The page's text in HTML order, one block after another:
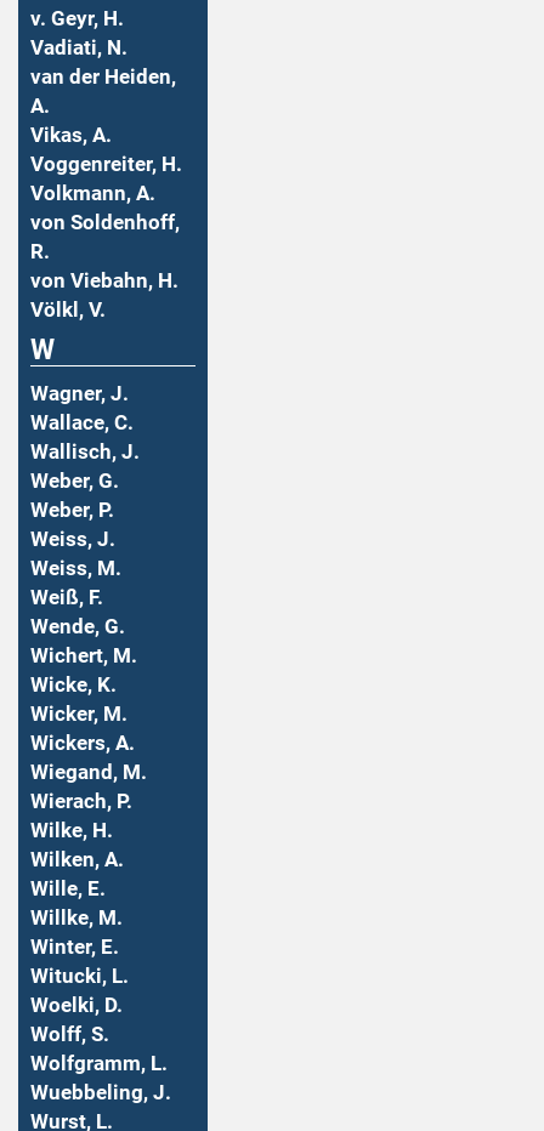
v. Geyr, H.
Vadiati, N.
van der Heiden,
A.
Vikas, A.
Voggenreiter, H.
Volkmann, A.
von Soldenhoff,
R.
von Viebahn, H.
Völkl, V.
W
Wagner, J.
Wallace, C.
Wallisch, J.
Weber, G.
Weber, P.
Weiss, J.
Weiss, M.
Weiß, F.
Wende, G.
Wichert, M.
Wicke, K.
Wicker, M.
Wickers, A.
Wiegand, M.
Wierach, P.
Wilke, H.
Wilken, A.
Wille, E.
Willke, M.
Winter, E.
Witucki, L.
Woelki, D.
Wolff, S.
Wolfgramm, L.
Wuebbeling, J.
Wurst, L.